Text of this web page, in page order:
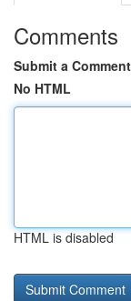
Comments
Submit a Comment
No HTML
HTML is disabled